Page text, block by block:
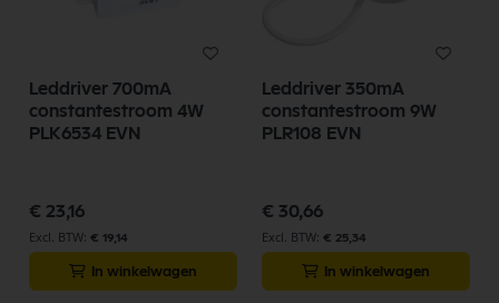
Leddriver 700mA
constantestroom 4W
PLK6534 EVN
€ 23,16
€ 19,14
In winkelwagen
Leddriver 350mA
constantestroom 9W
PLR108 EVN
€ 30,66
€ 25,34
In winkelwagen